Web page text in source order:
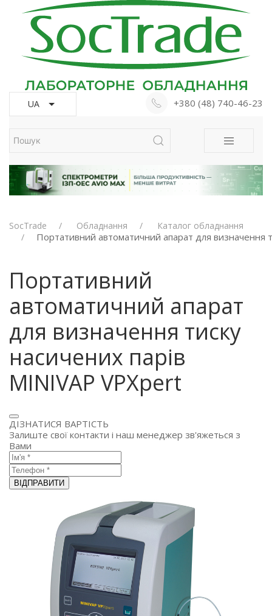
UA +380 (48) 740-46-23
SocTrade Обладнання Каталог обладнання
Портативний автоматичний апарат для визначення
Портативний
автоматичний апарат
для визначення тиску
насичених парів
MINIVAP VPXpert
ДІЗНАТИСЯ ВАРТІСТЬ
Залиште свої контакти і наш менеджер зв'яжеться з
Вами
ВІДПРАВИТИ